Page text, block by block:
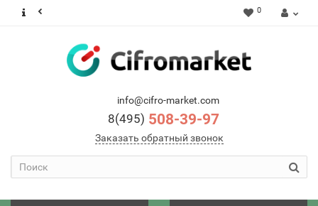
0
info@cifro-market.com
8(495) 508-39-97
Заказать обратный звонок